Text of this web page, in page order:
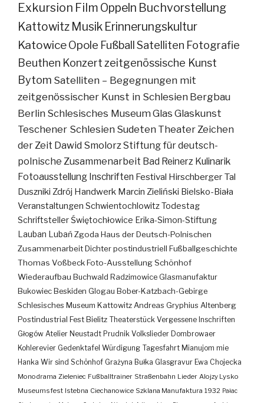
Exkursion Film Oppeln Buchvorstellung
Kattowitz Musik Erinnerungskultur
KatowiceOpole FußballSatelliten Fotografie
Beuthen Konzertzeitgenössische Kunst
Bytom Satelliten – Begegnungen mit
zeitgenössischer Kunst in Schlesien Bergbau
Berlin Schlesisches MuseumGlas Glaskunst
Teschener Schlesien Sudeten TheaterZeichen
der Zeit Dawid SmolorzStiftung für deutsch-
polnische Zusammenarbeit Bad Reinerz Kulinarik
Fotoausstellung Inschriften Festival Hirschberger Tal
Duszniki Zdrój Handwerk Marcin Zieliński Bielsko-Biała
Veranstaltungen SchwientochlowitzTodestag
SchriftstellerŚwiętochłowice Erika-Simon-Stiftung
Lauban LubańZgoda Haus der Deutsch-Polnischen
ZusammenarbeitDichterpostindustriell Fußballgeschichte
Thomas VoßbeckFoto-AusstellungSchönhof
Wiederaufbau Buchwald Radzimowice Glasmanufaktur
Bukowiec Beskiden Glogau Bober-Katzbach-Gebirge
Schlesisches Museum Kattowitz Andreas Gryphius Altenberg
Postindustrial Fest Bielitz Theaterstück Vergessene Inschriften
Głogów Atelier Neustadt Prudnik Volkslieder Dombrowaer
Kohlerevier Gedenktafel Würdigung Tagesfahrt Mianujom mie
Hanka Wir sind Schönhof Grażyna Bułka Glasgravur Ewa Chojecka
Monodrama Zieleniec Fußballtrainer Straßenbahn Lieder Alojzy Lysko
Museumsfest Istebna Ciechanowice Szklana Manufaktura 1932 Pałac